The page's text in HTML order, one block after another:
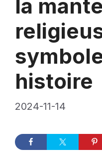
la mante
histoire
2024-11-14